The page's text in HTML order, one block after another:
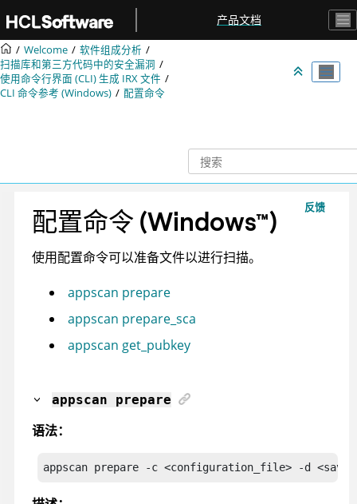
产品文档
Welcome
软件组成分析
扫描库和第三方代码中的安全漏洞
使用命令行界面 (CLI) 生成 IRX文件
CLI 命令参考 (Windows)
配置命令
反馈
配置命令 (Windows™)
使用配置命令可以准备文件以进行扫描。
appscan prepare
appscan prepare_sca
appscan get_pubkey
appscan prepare
语法：
appscan prepare -c <configuration_file> -d